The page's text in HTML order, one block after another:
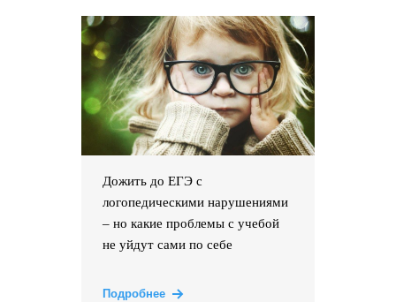
Дожить до ЕГЭ с
логопедическими нарушениями
– но какие проблемы с учебой
не уйдут сами по себе
Подробнее